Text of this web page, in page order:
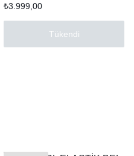
₺3.999,00
Tükendi